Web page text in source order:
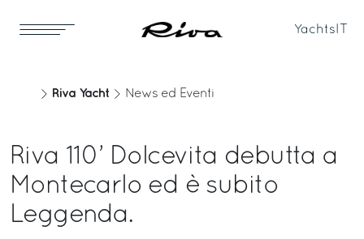
Yachts
Riva Yacht News ed Eventi
Riva 110’ Dolcevita debutta a
Montecarlo ed è subito
Leggenda.